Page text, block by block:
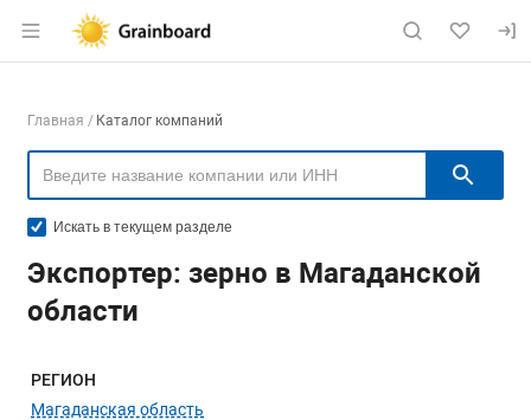
Раздел навигации по сайту
Навигация по компаниям
Главная Каталог компаний
Искать в текущем разделе
Экспортер: зерно в Магаданской
области
Меню навигации
РЕГИОН
Магаданская область